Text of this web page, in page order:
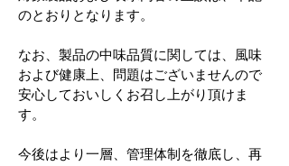
のとおりとなります。
なお、製品の中味品質に関しては、風味
および健康上、問題はございませんので
安心しておいしくお召し上がり頂けま
す。
今後はより一層、管理体制を徹底し、再